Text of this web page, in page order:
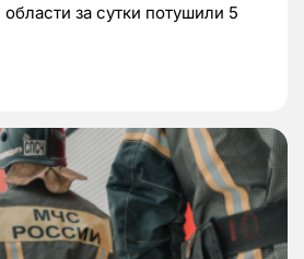
за сутки потушили 5